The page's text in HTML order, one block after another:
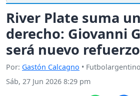
River Plate suma
derecho: Giovanni
será nuevo refuerzo
Por: Gastón Calcagno •
Sáb, 27 Jun 2026 8:29 pm